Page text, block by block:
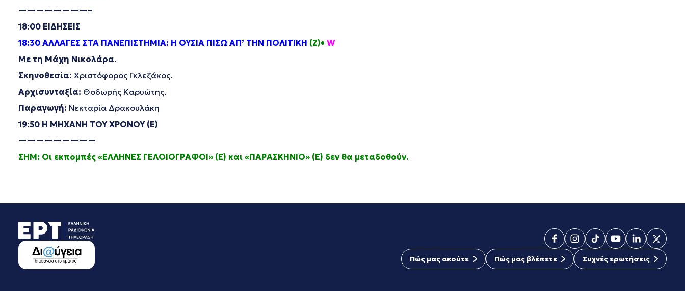
————————–
18:00 ΕΙΔΗΣΕΙΣ
18:30 ΑΛΛΑΓΕΣ ΣΤΑ ΠΑΝΕΠΙΣΤΗΜΙΑ: Η ΟΥΣΙΑ ΠΙΣΩ ΑΠ’ ΤΗΝ ΠΟΛΙΤΙΚΗ (Ζ)• W
Με τη Μάχη Νικολάρα.
Σκηνοθεσία: Χριστόφορος Γκλεζάκος.
Αρχισυνταξία: Θοδωρής Καρυώτης.
Παραγωγή: Νεκταρία Δρακουλάκη
19:50 Η ΜΗΧΑΝΗ ΤΟΥ ΧΡΟΝΟΥ (Ε)
—————————
ΣΗΜ: Οι εκπομπές «ΕΛΛΗΝΕΣ ΓΕΛΟΙΟΓΡΑΦΟΙ» (Ε) και «ΠΑΡΑΣΚΗΝΙΟ» (Ε) δεν θα μεταδοθούν.
Πώς μας ακούτε Πώς μας βλέπετε Συχνές ερωτήσεις